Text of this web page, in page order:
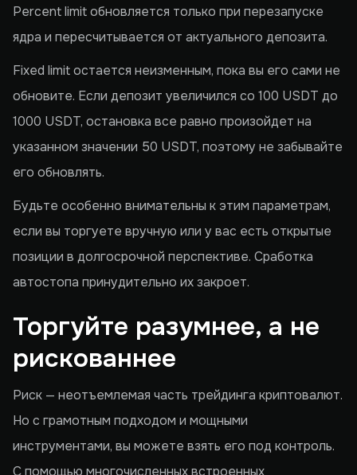
Percent limit обновляется только при перезапуске
ядра и пересчитывается от актуального депозита.
Fixed limit остается неизменным, пока вы его сами не
обновите. Если депозит увеличился со 100 USDT до
1000 USDT, остановка все равно произойдет на
указанном значении 50 USDT, поэтому не забывайте
его обновлять.
Будьте особенно внимательны к этим параметрам,
если вы торгуете вручную или у вас есть открытые
позиции в долгосрочной перспективе. Сработка
автостопа принудительно их закроет.
Торгуйте разумнее, а не
рискованнее
Риск — неотъемлемая часть трейдинга криптовалют.
Но с грамотным подходом и мощными
инструментами, вы можете взять его под контроль.
С помощью многочисленных встроенных